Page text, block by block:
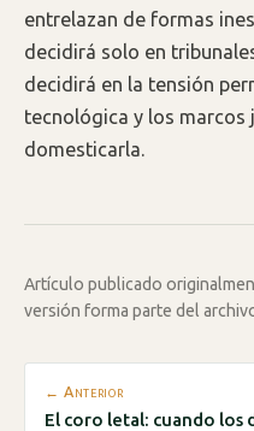
entrelazan de formas
decidirá solo en
decidirá en la tensión
tecnológica y los marcos
domesticarla.
Artículo publicado
versión forma parte del
← Anterior
El coro letal: cuando los